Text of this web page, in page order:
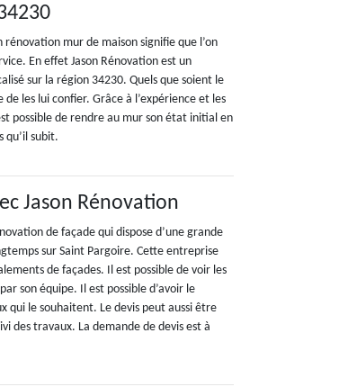
mur de maison signifie que l’on
En effet Jason Rénovation est un
sur la région 34230. Quels que soient le
les lui confier. Grâce à l’expérience et les
possible de rendre au mur son état initial en
qu’il subit.
Jason Rénovation
de façade qui dispose d’une grande
sur Saint Pargoire. Cette entreprise
de façades. Il est possible de voir les
son équipe. Il est possible d’avoir le
le souhaitent. Le devis peut aussi être
des travaux. La demande de devis est à